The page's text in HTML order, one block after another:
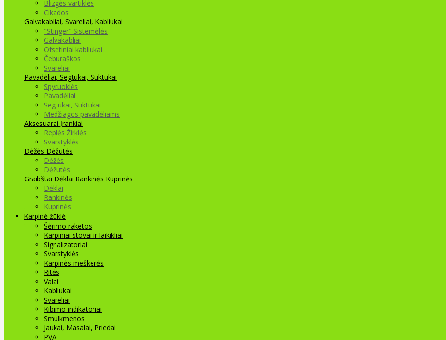
Blizgės vartiklės
Cikados
Galvakabliai, Svareliai, Kabliukai
"Stinger" Sistemėlės
Galvakabliai
Ofsetiniai kabliukai
Čeburaškos
Svareliai
Pavadėliai, Segtukai, Suktukai
Spyruoklės
Pavadėliai
Segtukai, Suktukai
Medžiagos pavadėliams
Aksesuarai Įrankiai
Replės Žirklės
Svarstyklės
Dėžės Dėžutės
Dėžės
Dėžutės
Graibštai Dėklai Rankinės Kuprinės
Dėklai
Rankinės
Kuprinės
Karpinė žūklė
Šėrimo raketos
Karpiniai stovai ir laikikliai
Signalizatoriai
Svarstyklės
Karpinės meškerės
Ritės
Valai
Kabliukai
Svareliai
Kibimo indikatoriai
Smulkmenos
Jaukai, Masalai, Priedai
PVA